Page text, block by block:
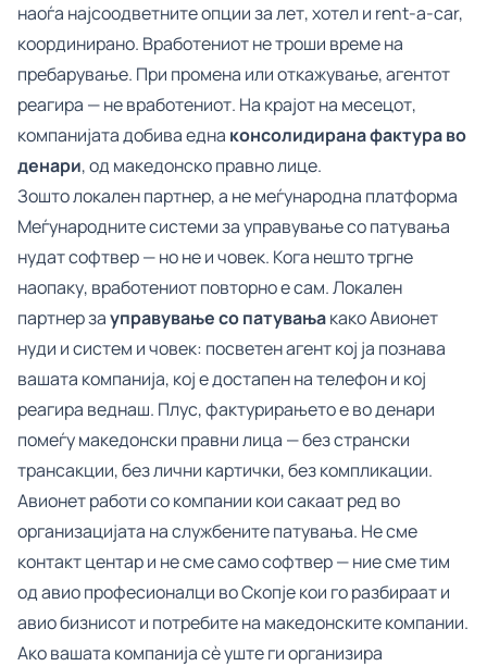
наоѓа најсоодветните опции за лет, хотел и rent-a-car,
координирано. Вработениот не троши време на
пребарување. При промена или откажување, агентот
реагира — не вработениот. На крајот на месецот,
компанијата добива една консолидирана фактура во
денари, од македонско правно лице.
Зошто локален партнер, а не меѓународна платформа
Меѓународните системи за управување со патувања
нудат софтвер — но не и човек. Кога нешто тргне
наопаку, вработениот повторно е сам. Локален
партнер зауправување со патувањакако Авионет
нуди и систем и човек: посветен агент кој ја познава
вашата компанија, кој е достапен на телефон и кој
реагира веднаш. Плус, фактурирањето е во денари
помеѓу македонски правни лица — без странски
трансакции, без лични картички, без компликации.
Авионет работи со компании кои сакаат ред во
организацијата на службените патувања. Не сме
контакт центар и не сме само софтвер — ние сме тим
од авио професионалци во Скопје кои го разбираат и
авио бизнисот и потребите на македонските компании.
Ако вашата компанија сè уште ги организира